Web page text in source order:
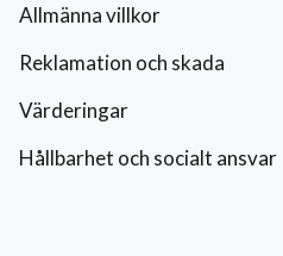
Allmänna villkor
Reklamation och skada
Värderingar
Hållbarhet och socialt ansvar